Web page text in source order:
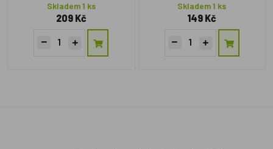
Skladem 1 ks
209 Kč
Skladem 1 ks
149 Kč